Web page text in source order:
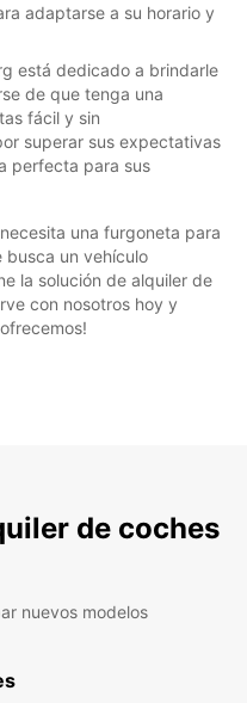
adaptarse a su horario y
está dedicado a brindarle
de que tenga una
fácil y sin
superar sus expectativas
perfecta para sus
una furgoneta para
busca un vehículo
la solución de alquiler de
con nosotros hoy y
de coches
nuevos modelos